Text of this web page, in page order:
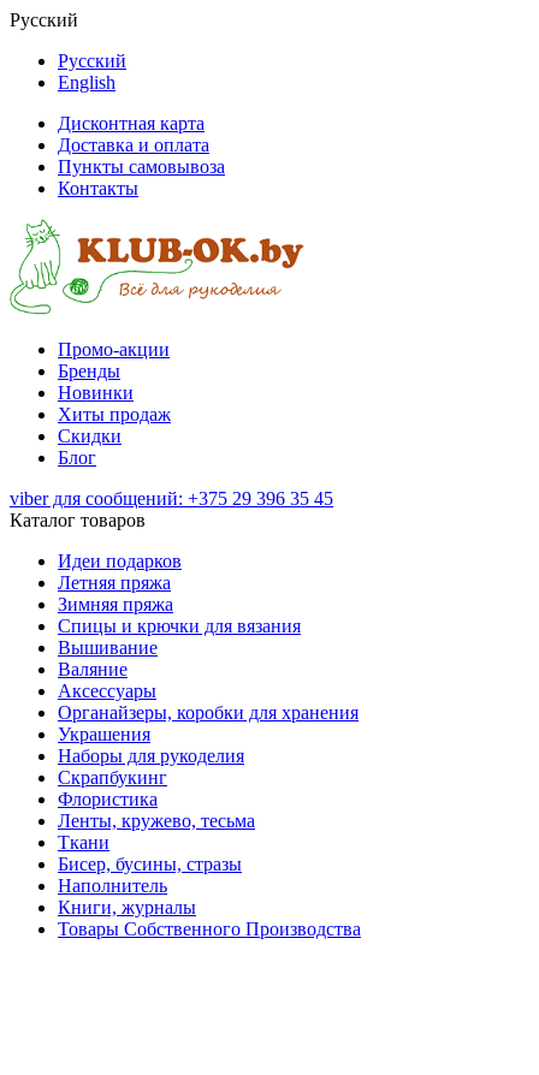
Русский
Русский
English
Дисконтная карта
Доставка и оплата
Пункты самовывоза
Контакты
Промо-акции
Бренды
Новинки
Хиты продаж
Скидки
Блог
viber для сообщений: +375 29 396 35 45
Каталог товаров
Идеи подарков
Летняя пряжа
Зимняя пряжа
Спицы и крючки для вязания
Вышивание
Валяние
Аксессуары
Органайзеры, коробки для хранения
Украшения
Наборы для рукоделия
Скрапбукинг
Флористика
Ленты, кружево, тесьма
Ткани
Бисер, бусины, стразы
Наполнитель
Книги, журналы
Товары Собственного Производства